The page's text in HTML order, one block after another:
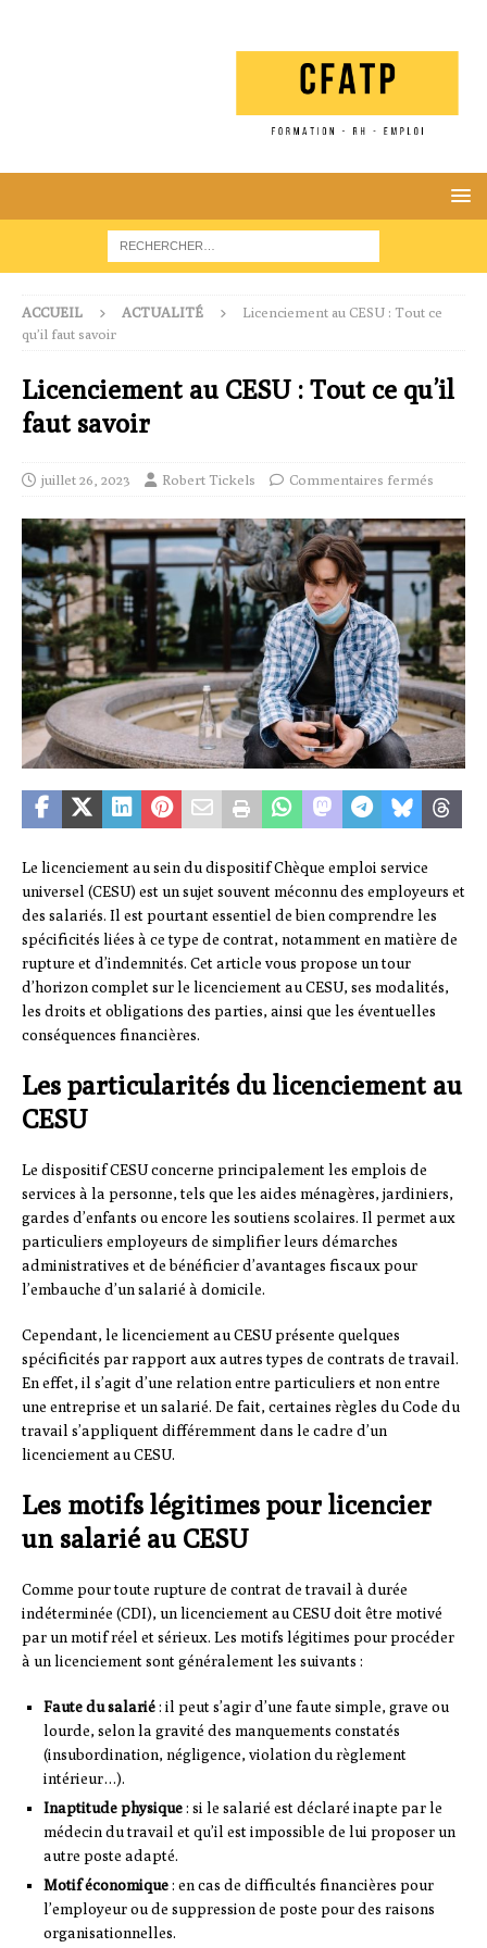
ACCUEIL ACTUALITÉ
Licenciement au CESU : Tout ce
qu’il faut savoir
Licenciement au CESU : Tout ce qu’il
faut savoir
juillet 26, 2023 Robert Tickels Commentaires fermés
Le licenciement au sein du dispositif Chèque emploi service
universel (CESU) est un sujet souvent méconnu des employeurs et
des salariés. Il est pourtant essentiel de bien comprendre les
spécificités liées à ce type de contrat, notamment en matière de
rupture et d’indemnités. Cet article vous propose un tour
d’horizon complet sur le licenciement au CESU, ses modalités,
les droits et obligations des parties, ainsi que les éventuelles
conséquences financières.
Les particularités du licenciement au
CESU
Le dispositif CESU concerne principalement les emplois de
services à la personne, tels que les aides ménagères, jardiniers,
gardes d’enfants ou encore les soutiens scolaires. Il permet aux
particuliers employeurs de simplifier leurs démarches
administratives et de bénéficier d’avantages fiscaux pour
l’embauche d’un salarié à domicile.
Cependant, le licenciement au CESU présente quelques
spécificités par rapport aux autres types de contrats de travail.
En effet, il s’agit d’une relation entre particuliers et non entre
une entreprise et un salarié. De fait, certaines règles du Code du
travail s’appliquent différemment dans le cadre d’un
licenciement au CESU.
Les motifs légitimes pour licencier
un salarié au CESU
Comme pour toute rupture de contrat de travail à durée
indéterminée (CDI), un licenciement au CESU doit être motivé
par un motif réel et sérieux. Les motifs légitimes pour procéder
à un licenciement sont généralement les suivants :
Faute du salarié: il peut s’agir d’une faute simple, grave ou
lourde, selon la gravité des manquements constatés
(insubordination, négligence, violation du règlement
intérieur…).
Inaptitude physique: si le salarié est déclaré inapte par le
médecin du travail et qu’il est impossible de lui proposer un
autre poste adapté.
Motif économique: en cas de difficultés financières pour
l’employeur ou de suppression de poste pour des raisons
organisationnelles.